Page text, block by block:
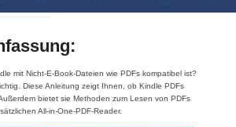
mit Nicht-E-Book-Dateien wie PDFs kompatibel ist?
Diese Anleitung zeigt Ihnen, ob Kindle PDFs
bietet sie Methoden zum Lesen von PDFs
All-in-One-PDF-Reader.